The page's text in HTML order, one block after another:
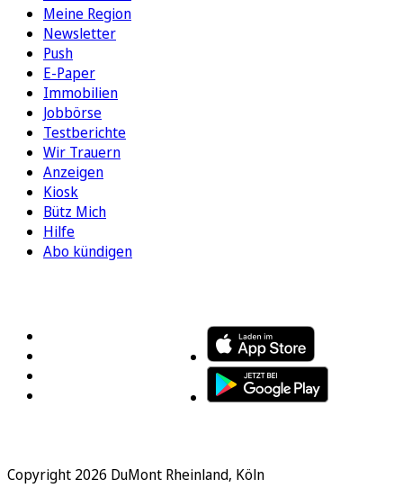
Meine Region
Newsletter
Push
E-Paper
Immobilien
Jobbörse
Testberichte
Wir Trauern
Anzeigen
Kiosk
Bütz Mich
Hilfe
Abo kündigen
Copyright 2026 DuMont Rheinland, Köln